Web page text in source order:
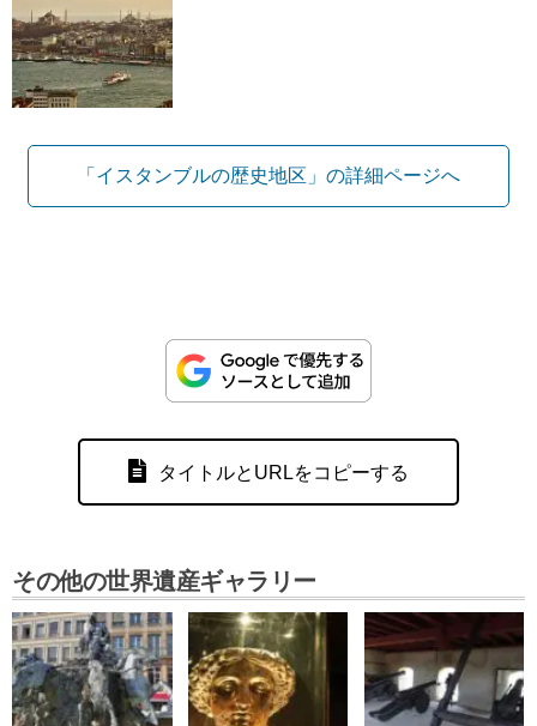
「イスタンブルの歴史地区」の詳細ページへ
タイトルとURLをコピーする
その他の世界遺産ギャラリー